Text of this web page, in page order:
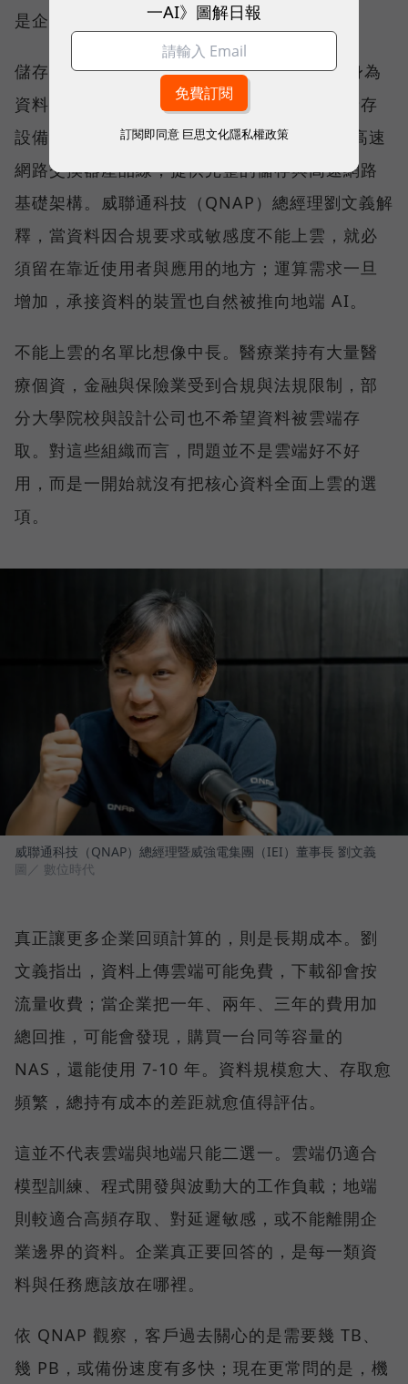
是企業必須重新決定資料放在哪裡。
儲存架構大致分為雲端與地端兩塊，QNAP 身為
資料安全的守護者，長期發展的是地端網路儲存
設備（NAS），並擴展至 25GbE、100GbE 高速
網路交換器產品線，提供完整的儲存與高速網路
基礎架構。威聯通科技（QNAP）總經理劉文義解
釋，當資料因合規要求或敏感度不能上雲，就必
須留在靠近使用者與應用的地方；運算需求一旦
增加，承接資料的裝置也自然被推向地端 AI。
不能上雲的名單比想像中長。醫療業持有大量醫
療個資，金融與保險業受到合規與法規限制，部
分大學院校與設計公司也不希望資料被雲端存
取。對這些組織而言，問題並不是雲端好不好
用，而是一開始就沒有把核心資料全面上雲的選
項。
威聯通科技（QNAP）總經理暨威強電集團（IEI）董事長 劉文義
圖／ 數位時代
真正讓更多企業回頭計算的，則是長期成本。劉
文義指出，資料上傳雲端可能免費，下載卻會按
流量收費；當企業把一年、兩年、三年的費用加
總回推，可能會發現，購買一台同等容量的
NAS，還能使用 7-10 年。資料規模愈大、存取愈
頻繁，總持有成本的差距就愈值得評估。
這並不代表雲端與地端只能二選一。雲端仍適合
模型訓練、程式開發與波動大的工作負載；地端
則較適合高頻存取、對延遲敏感，或不能離開企
業邊界的資料。企業真正要回答的，是每一類資
料與任務應該放在哪裡。
依 QNAP 觀察，客戶過去關心的是需要幾 TB、
幾 PB，或備份速度有多快；現在更常問的是，機
一AI》圖解日報
訂閱即同意 巨思文化隱私權政策